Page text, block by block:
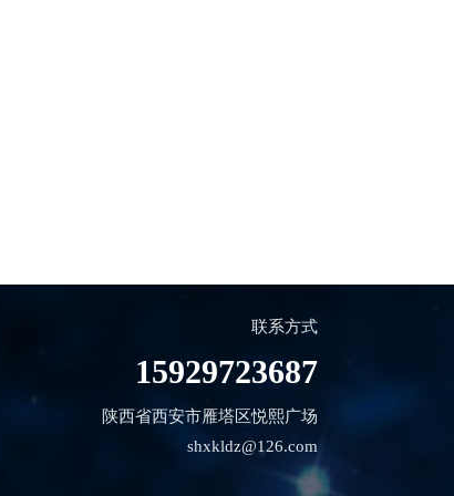
联系方式
15929723687
陕西省西安市雁塔区悦熙广场
shxkldz@126.com